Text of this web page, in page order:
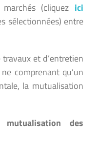
(cliquez ici
sélectionnées) entre
et d’entretien
comprenant qu’un
la mutualisation
des